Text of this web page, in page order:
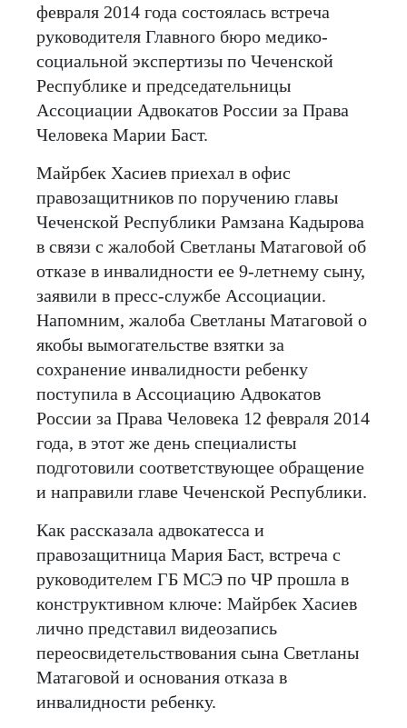
февраля 2014 года состоялась встреча
руководителя Главного бюро медико-
социальной экспертизы по Чеченской
Республике и председательницы
Ассоциации Адвокатов России за Права
Человека Марии Баст.
Майрбек Хасиев приехал в офис
правозащитников по поручению главы
Чеченской Республики Рамзана Кадырова
в связи с жалобой Светланы Матаговой об
отказе в инвалидности ее 9-летнему сыну,
заявили в пресс-службе Ассоциации.
Напомним, жалоба Светланы Матаговой о
якобы вымогательстве взятки за
сохранение инвалидности ребенку
поступила в Ассоциацию Адвокатов
России за Права Человека 12 февраля 2014
года, в этот же день специалисты
подготовили соответствующее обращение
и направили главе Чеченской Республики.
Как рассказала адвокатесса и
правозащитница Мария Баст, встреча с
руководителем ГБ МСЭ по ЧР прошла в
конструктивном ключе: Майрбек Хасиев
лично представил видеозапись
переосвидетельствования сына Светланы
Матаговой и основания отказа в
инвалидности ребенку.